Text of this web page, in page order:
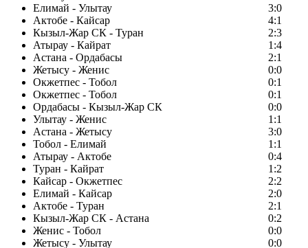
Елимай - Улытау
3:0
Актобе - Кайсар
4:1
Кызыл-Жар СК - Туран
2:3
Атырау - Кайрат
1:4
Астана - Ордабасы
2:1
Жетысу - Женис
0:0
Окжетпес - Тобол
0:1
Окжетпес - Тобол
0:1
Ордабасы - Кызыл-Жар СК
0:0
Улытау - Женис
1:1
Астана - Жетысу
3:0
Тобол - Елимай
1:1
Атырау - Актобе
0:4
Туран - Кайрат
1:2
Кайсар - Окжетпес
2:2
Елимай - Кайсар
2:0
Актобе - Туран
2:1
Кызыл-Жар СК - Астана
0:2
Женис - Тобол
0:0
Жетысу - Улытау
0:0